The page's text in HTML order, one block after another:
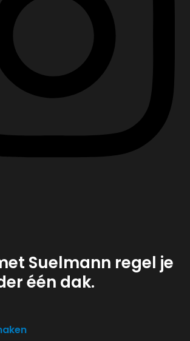
Suelmann regel je
één dak.